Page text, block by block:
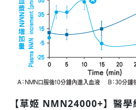
【草姬 NMN24000+】醫